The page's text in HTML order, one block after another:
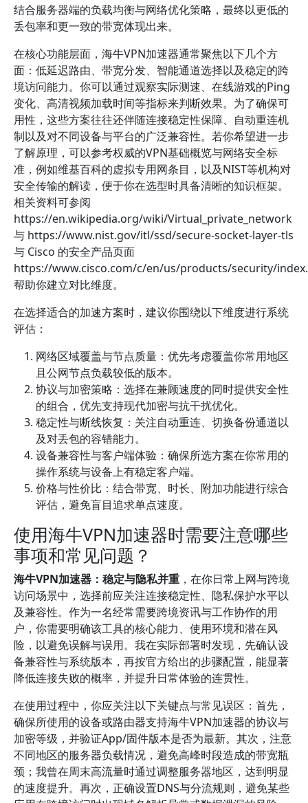
结合服务器端的负载均衡与网络优化策略，最终以更低的
丢包率和更一致的带宽体现出来。
在核心功能层面，海牛VPN加速器通常聚焦以下几个方
面：低延迟路由、带宽分发、智能通道选择以及稳定的跨
境访问能力。你可以通过观察实际测速、在线游戏的Ping
变化、高清视频加载时间等指标来判断效果。为了确保可
用性，这些方案往往还伴随连接稳定性保障、自动重连机
制以及对不同设备与平台的广泛兼容性。若你希望进一步
了解原理，可以参考权威的VPN基础概览与网络安全标
准，例如维基百科的虚拟专用网条目，以及NIST等机构对
安全传输的解读，便于你在选型时具备清晰的知识框架。
相关资料可参阅
https://en.wikipedia.org/wiki/Virtual_private_network
与 https://www.nist.gov/itl/ssd/secure-socket-layer-tls
与 Cisco 的安全产品页面
https://www.cisco.com/c/en/us/products/security/
帮助你建立对比维度。
在选择适合的加速方案时，建议你围绕以下维度进行系统
评估：
网络区域覆盖与节点质量：优先考虑覆盖你常用地区
且公网节点负载较低的版本。
协议与加密策略：选择在兼顾速度的同时提供安全性
的组合，优先支持现代加密与抗干扰优化。
稳定性与断线恢复：关注自动重连、切换备份通道以
及对丢包的容错能力。
设备兼容性与客户端体验：确保所选方案在你常用的
操作系统与设备上有稳定客户端。
价格与性价比：结合带宽、时长、附加功能进行综合
评估，避免盲目追求单点速度。
使用海牛VPN加速器时需要注意哪些
事项和常见问题？
海牛VPN加速器：稳定与隐私并重 ，在你日常上网与跨境
访问场景中，选择前应关注连接稳定性、隐私保护水平以
及兼容性。作为一名经常需要跨境资讯与工作协作的用
户，你需要明确该工具的核心能力、使用环境和潜在风
险，以避免误解与误用。我在实际部署时发现，先确认设
备兼容性与系统版本，再按官方给出的步骤配置，能显著
降低连接失败的概率，并提升日常体验的连贯性。
在使用过程中，你应关注以下关键点与常见误区：首先，
确保所使用的设备或路由器支持海牛VPN加速器的协议与
加密等级，并验证App/固件版本是否为最新。其次，注意
不同地区的服务器负载情况，避免高峰时段造成的带宽瓶
颈；我曾在周末高流量时通过调整服务器地区，达到明显
的速度提升。再次，正确设置DNS与分流规则，避免某些